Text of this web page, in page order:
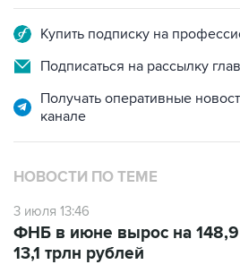
Купить подписку на
Подписаться на рассылку
Получать оперативные
канале
НОВОСТИ ПО ТЕМЕ
3 июля 13:46
ФНБ в июне вырос на
13,1 трлн рублей